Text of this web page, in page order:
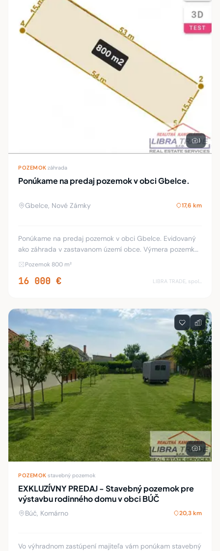
1
POZEMOK záhrada
Ponúkame na predaj pozemok v obci Gbelce.
Gbelce, Nové Zámky 17,6 km
Ponúkame na predaj pozemok v obci Gbelce. Evidovaný
ako záhrada v zastavanom území obce. Výmera pozemku
je 800 m2. Inžinierske siete v dosahu. Približné rozmery
Pozemok 800 m²
16 000 € LIBRA TRADE, spol.s.r.o.
1
POZEMOK stavebný pozemok
EXKLUZÍVNY PREDAJ - Stavebný pozemok pre
výstavbu rodinného domu v obci BÚČ
Búč, Komárno 20,3 km
Vo výhradnom zastúpení majiteľa vám ponúkam stavebný